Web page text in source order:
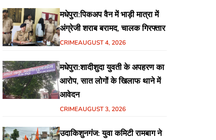
मधेपुरा:पिकअप वैन में भाड़ी मात्रा में
अंग्रेजी शराब बरामद, चालक गिरफ्तार
CRIMEAUGUST 4, 2026
मधेपुरा:शादीशुदा युवती के अपहरण का
आरोप, सात लोगों के खिलाफ थाने में
आवेदन
CRIMEAUGUST 3, 2026
उदाकिशुनगंज: युवा कमिटी रामबाग ने